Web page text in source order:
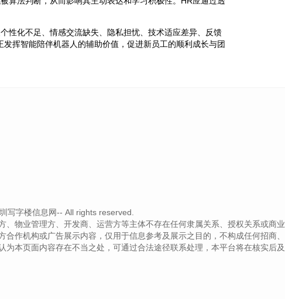
性化不足、情感交流缺失、隐私担忧、技术适应差异、反馈
挥智能陪伴机器人的辅助价值，促进新员工的顺利成长与团
写字楼信息网-- All rights reserved.
物业管理方、开发商、运营方等主体不存在任何隶属关系、授权关系或商业
作机构或广告展示内容，仅用于信息参考及展示之目的，不构成任何招商、
本页面内容存在不当之处，可通过合法途径联系处理，本平台将在核实后及